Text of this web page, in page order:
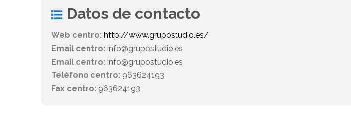
Datos de contacto
Web centro: http://www.grupostudio.es/
Email centro: info@grupostudio.es
Email centro: info@grupostudio.es
Teléfono centro: 963624193
Fax centro: 963624193